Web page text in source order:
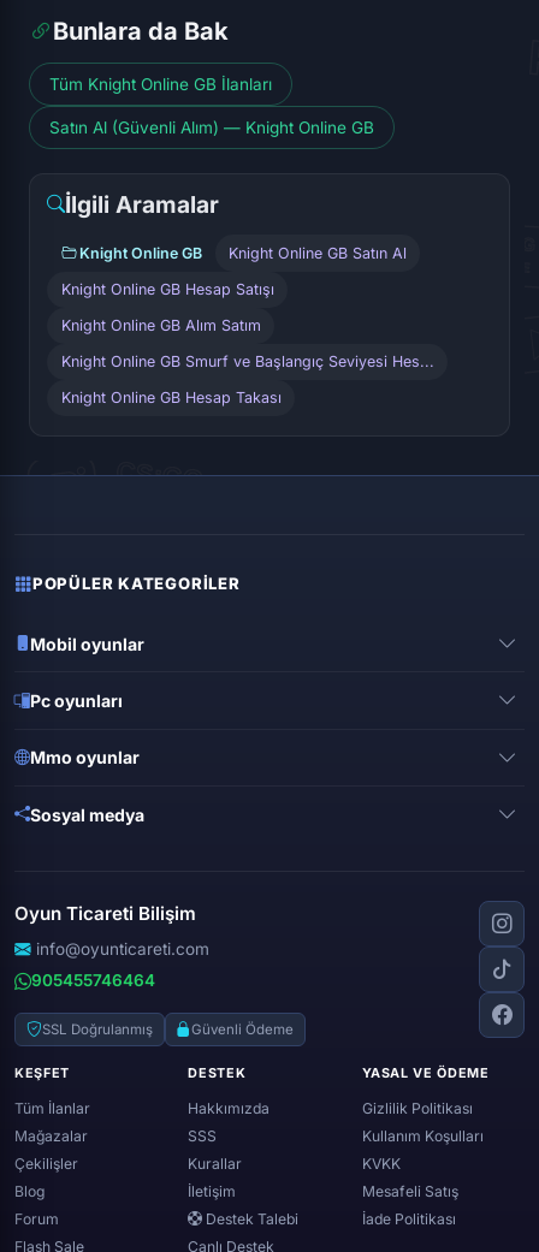
Bunlara da Bak
Tüm Knight Online GB İlanları
Satın Al (Güvenli Alım) — Knight Online GB
İlgili Aramalar
Knight Online GB Knight Online GB Satın Al
Knight Online GB Hesap Satışı
Knight Online GB Alım Satım
Knight Online GB Smurf ve Başlangıç Seviyesi Hes...
Knight Online GB Hesap Takası
POPÜLER KATEGORILER
Mobil oyunlar
Mobile legends
Free fire
Minecraft
Pc oyunları
Gta online
Lost ark
World of warcraft
Zula
Mmo oyunlar
Wolfteam
Black desert online
Genshin ımpact
Sosyal medya
Discord
Youtube
Twitter (x)
Spotify
Oyun Ticareti Bilişim
info@oyunticareti.com
905455746464
SSL Doğrulanmış Güvenli Ödeme
KEŞFET
Tüm İlanlar
Mağazalar
Çekilişler
Blog
Forum
Flash Sale
DESTEK
Hakkımızda
SSS
Kurallar
İletişim
Destek Talebi
Canlı Destek
YASAL VE ÖDEME
Gizlilik Politikası
Kullanım Koşulları
KVKK
Mesafeli Satış
İade Politikası